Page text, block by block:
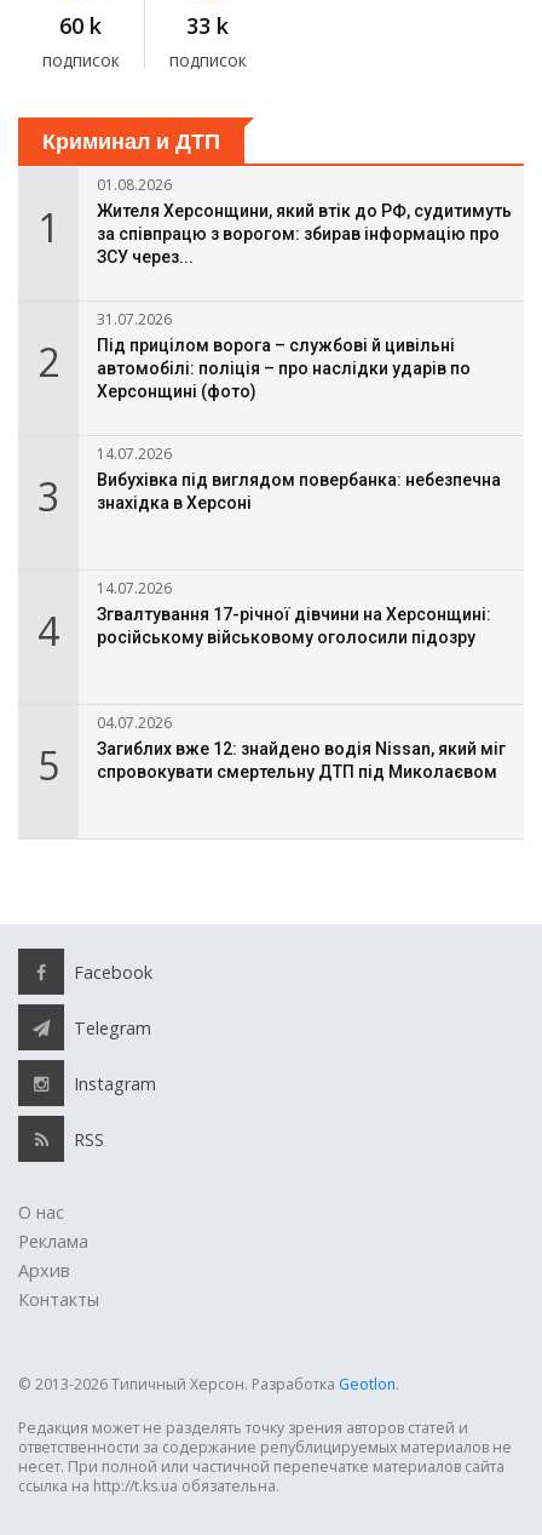
60 k
подписок
33 k
подписок
Криминал и ДТП
1
01.08.2026
Жителя Херсонщини, який втік до РФ, судитимуть
за співпрацю з ворогом: збирав інформацію про
ЗСУ через...
2
31.07.2026
Під прицілом ворога – службові й цивільні
автомобілі: поліція – про наслідки ударів по
Херсонщині (фото)
3
14.07.2026
Вибухівка під виглядом повербанка: небезпечна
знахідка в Херсоні
4
14.07.2026
Згвалтування 17-річної дівчини на Херсонщині:
російському військовому оголосили підозру
5
04.07.2026
Загиблих вже 12: знайдено водія Nissan, який міг
спровокувати смертельну ДТП під Миколаєвом
Facebook
Telegram
Instagram
RSS
О нас
Реклама
Архив
Контакты
© 2013-2026 Типичный Херсон. Разработка Geotlon.
Редакция может не разделять точку зрения авторов статей и
ответственности за содержание републицируемых материалов не
несет. При полной или частичной перепечатке материалов сайта
ссылка на http://t.ks.ua обязательна.